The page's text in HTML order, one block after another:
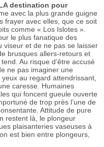
destination pour
avec la plus grande guigne
frayer avec elles, que ce soit
comme « Los Islotes ».
le plus fanatique des
viseur et de ne pas se laisser
brusques allers-retours et
Au risque d’être accusé
ne pas imaginer une
au regard attendrissant,
caresse. Humaines
qui foncent gueule ouverte
de trop près l’une de
Attitude de pure
restent là, le plongeur
plaisanteries vaseuses à
est bien entre plongeurs,